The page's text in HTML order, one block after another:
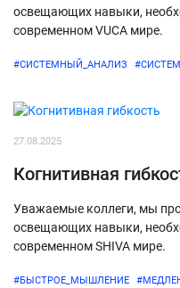
освещающих навыки,
современном VUCA мире.
#СИСТЕМНЫЙ_АНАЛИЗ
27.08.2025
Когнитивная
Уважаемые коллеги, мы
освещающих навыки,
современном SHIVA мире.
#БЫСТРОЕ_МЫШЛЕНИЕ